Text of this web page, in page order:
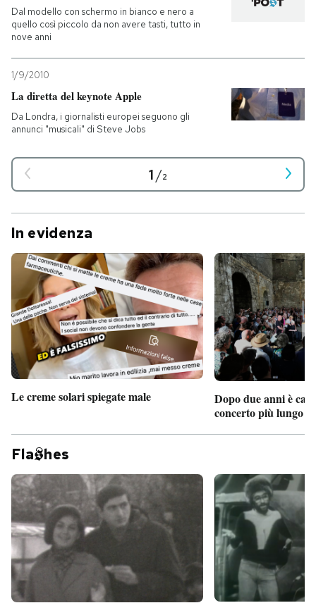
Dal modello con schermo in bianco e nero a
quello così piccolo da non avere tasti, tutto in
nove anni
1/9/2010
La diretta del keynote Apple
Da Londra, i giornalisti europei seguono gli
annunci "musicali" di Steve Jobs
1/2
In evidenza
Le creme solari spiegate male
Dopo due anni è
concerto più lungo
Fla hes